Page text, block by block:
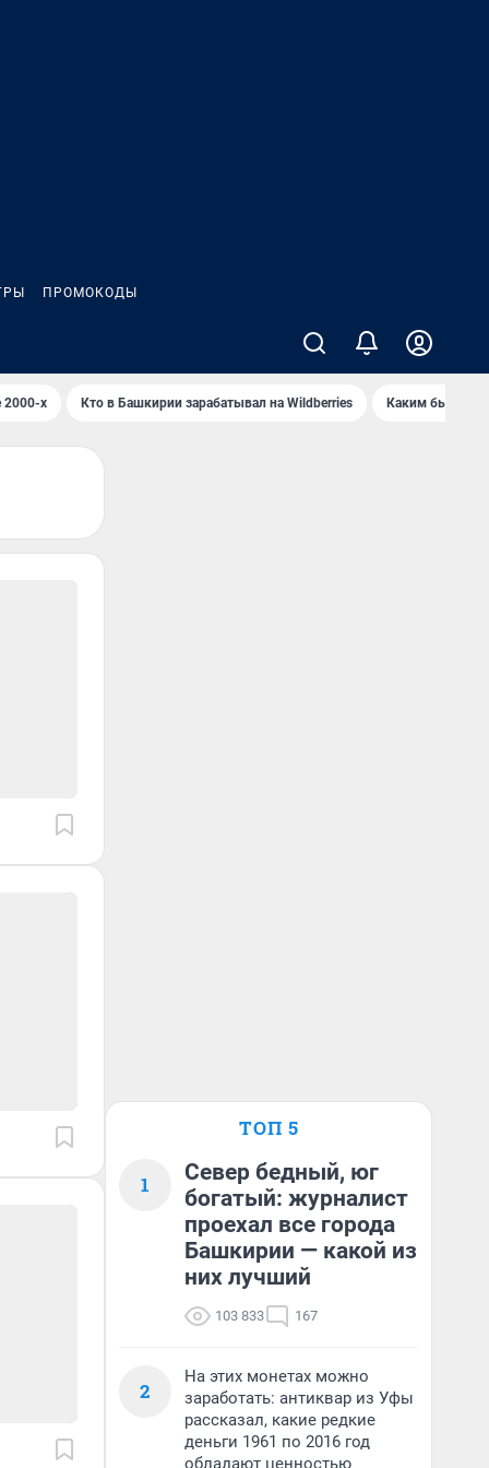
ПРОМОКОДЫ
2000-х Кто в Башкирии зарабатывал на Wildberries Каким было
ТОП 5
1
Север бедный, юг
богатый: журналист
проехал все города
Башкирии — какой из
них лучший
103 833 167
2
На этих монетах можно
заработать: антиквар из Уфы
рассказал, какие редкие
деньги 1961 по 2016 год
обладают ценностью